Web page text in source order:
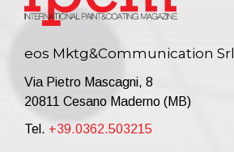
eos Mktg&Communication Srl
Via Pietro Mascagni, 8
20811 Cesano Maderno (MB)
Tel. +39.0362.503215